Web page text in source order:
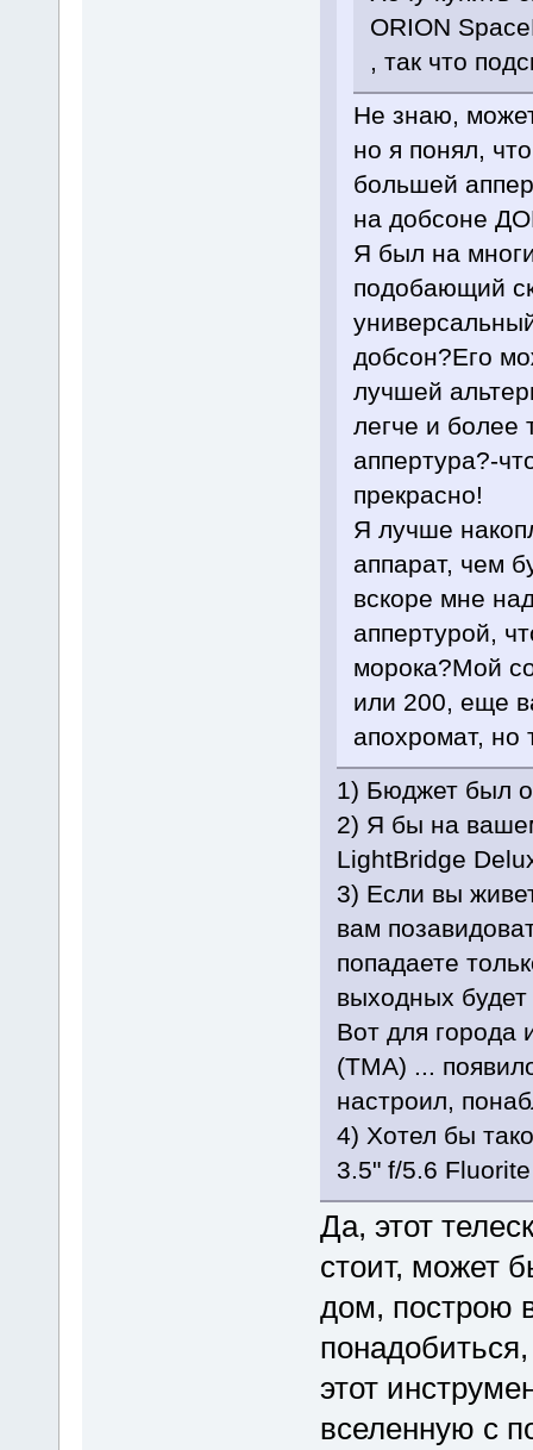
ORION
, так что
Не знаю,
но я понял,
большей
на добсоне
Я был на
подобающий
добсон?Его
лучшей
легче и более
аппертура?-
прекрасно!
Я лучше
аппарат, чем
вскоре мне
аппертурой,
морока?Мой
или 200, еще
апохромат, но
1) Бюджет был
2) Я бы на
LightBridge
3) Если вы
вам
попадаете
выходных
Вот для города
(ТМА) ...
настроил,
4) Хотел бы
3.5" f/5.6
Да, этот
стоит, может
дом, построю
этот
вселенную с